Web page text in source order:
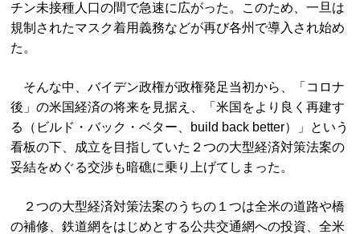
チン未接種人口の間で急速に広がった。このため、一旦は
規制されたマスク着用義務などが再び各州で導入され始め
た。
そんな中、バイデン政権が政権発足当初から、「コロナ
後」の米国経済の将来を見据え、「米国をより良く再建す
る（ビルド・バック・ベター、build back better）」という
看板の下、成立を目指していた２つの大型経済対策法案の
妥結をめぐる交渉も暗礁に乗り上げてしまった。
２つの大型経済対策法案のうちの１つは全米の道路や橋
の補修、鉄道網をはじめとする公共交通網への投資、全米